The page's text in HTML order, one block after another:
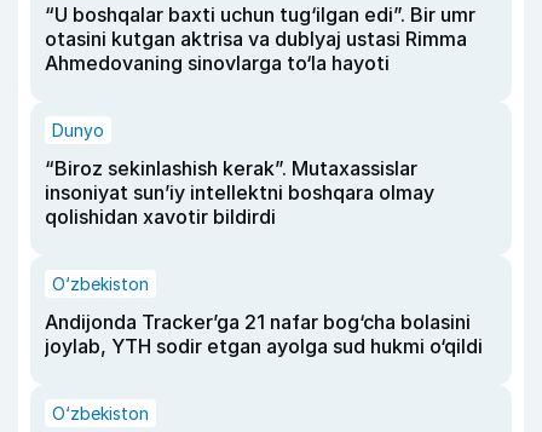
“U boshqalar baxti uchun tug‘ilgan edi”. Bir umr
otasini kutgan aktrisa va dublyaj ustasi Rimma
Ahmedovaning sinovlarga to‘la hayoti
Dunyo
“Biroz sekinlashish kerak”. Mutaxassislar
insoniyat sun’iy intellektni boshqara olmay
qolishidan xavotir bildirdi
O‘zbekiston
Andijonda Tracker’ga 21 nafar bog‘cha bolasini
joylab, YTH sodir etgan ayolga sud hukmi o‘qildi
O‘zbekiston